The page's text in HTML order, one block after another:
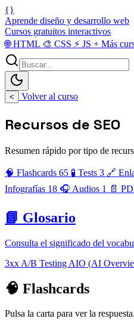
{}
Aprende diseño y desarrollo web
Cursos gratuitos interactivos
🌐HTML 🎨 CSS ⚡ JS + Más
< Volver al curso
Recursos de SEO
Resumen rápido por tipo de
🧠 Flashcards 65 🧪 Tests 3 🔗
Infografías 18 🎧 Audios 1 📄
📘 Glosario
Consulta el significado del
3xx A/B Testing AIO (AI
🧠 Flashcards
Pulsa la carta para ver la